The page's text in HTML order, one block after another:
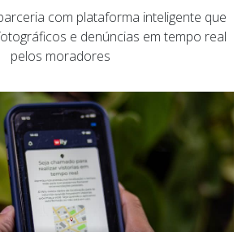
com plataforma inteligente que
e denúncias em tempo real
pelos moradores